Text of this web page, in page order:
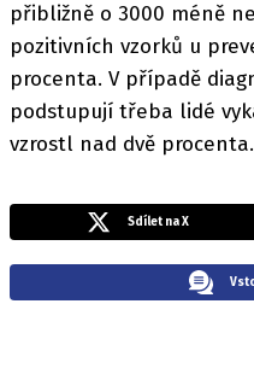
přibližně o 3000 méně
pozitivních vzorků u
procenta. V případě
podstupují třeba lidé
vzrostl nad dvě procenta.
Sdílet na X